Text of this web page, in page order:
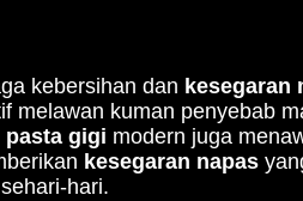
kebersihan dan kesegaran
melawan kuman penyebab
pasta gigi modern juga
kesegaran napas
hari.